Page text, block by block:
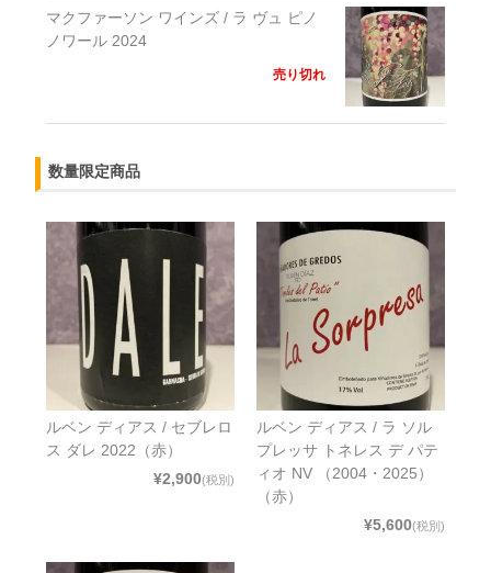
マクファーソン ワインズ / ラ ヴュ ピノ
ノワール 2024
売り切れ
数量限定商品
ルベン ディアス / セブレロ
ス ダレ 2022（赤）
¥2,900(税別)
ルベン ディアス / ラ ソル
プレッサ トネレス デ パテ
ィオ NV （2004・2025）
（赤）
¥5,600(税別)